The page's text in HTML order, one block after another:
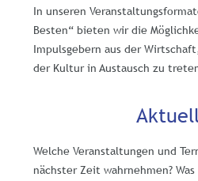
In unseren
Besten“ bieten wir die
Impulsgebern aus der
der Kultur in Austausch zu
Welche Veranstaltungen und
nächster Zeit wahrnehmen?